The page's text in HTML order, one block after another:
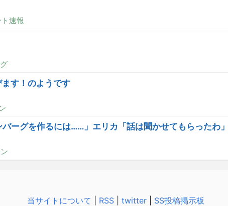
速報
す！のようです
ーグを作るには……」エリカ「話は聞かせてもらったわ
当サイトについて RSS| twitter| SS投稿掲示板